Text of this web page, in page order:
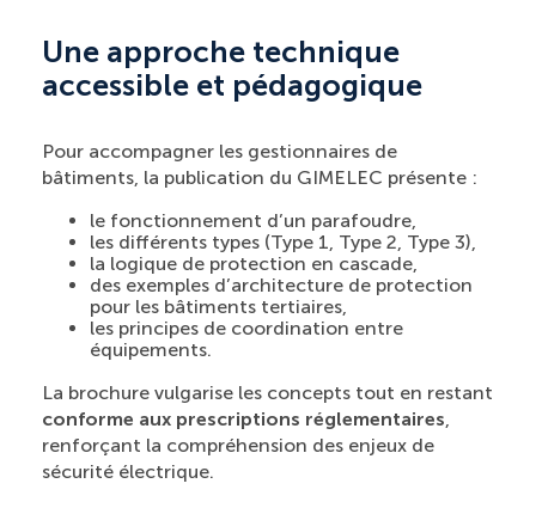
Une approche technique
accessible et pédagogique
Pour accompagner les gestionnaires de
bâtiments, la publication du GIMELEC présente :
le fonctionnement d’un parafoudre,
les différents types (Type 1, Type 2, Type 3),
la logique de protection en cascade,
des exemples d’architecture de protection
pour les bâtiments tertiaires,
les principes de coordination entre
équipements.
La brochure vulgarise les concepts tout en restant
conforme aux prescriptions réglementaires,
renforçant la compréhension des enjeux de
sécurité électrique.